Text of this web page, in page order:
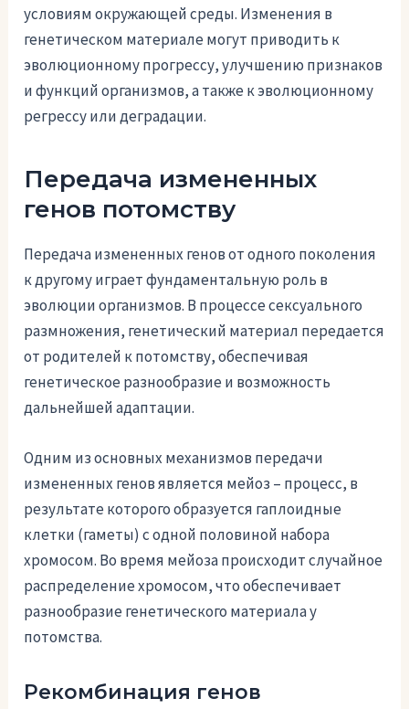
условиям окружающей среды. Изменения в
генетическом материале могут приводить к
эволюционному прогрессу, улучшению признаков
и функций организмов, а также к эволюционному
регрессу или деградации.
Передача измененных
генов потомству
Передача измененных генов от одного поколения
к другому играет фундаментальную роль в
эволюции организмов. В процессе сексуального
размножения, генетический материал передается
от родителей к потомству, обеспечивая
генетическое разнообразие и возможность
дальнейшей адаптации.
Одним из основных механизмов передачи
измененных генов является мейоз – процесс, в
результате которого образуется гаплоидные
клетки (гаметы) с одной половиной набора
хромосом. Во время мейоза происходит случайное
распределение хромосом, что обеспечивает
разнообразие генетического материала у
потомства.
Рекомбинация генов